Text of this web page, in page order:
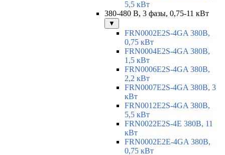
5,5 кВт
380-480 В, 3 фазы, 0,75-11 кВт
▼
FRN0002E2S-4GA 380В,
0,75 кВт
FRN0004E2S-4GA 380В,
1,5 кВт
FRN0006E2S-4GA 380В,
2,2 кВт
FRN0007E2S-4GA 380В, 3
кВт
FRN0012E2S-4GA 380В,
5,5 кВт
FRN0022E2S-4E 380В, 11
кВт
FRN0002E2E-4GA 380В,
0,75 кВт